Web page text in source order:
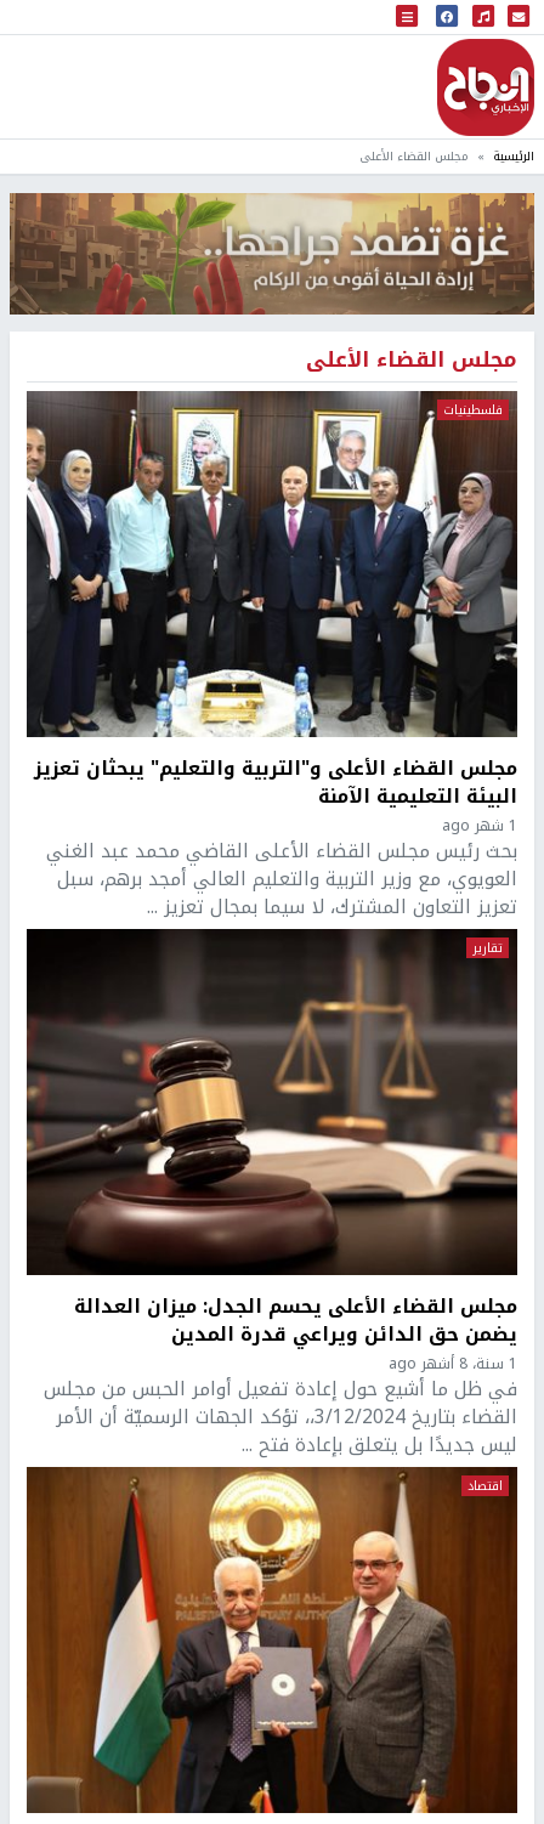
البث المباشر
إذاعة النجاح
الرئيسية مجلس القضاء الأعلى
مجلس القضاء الأعلى
فلسطينيات
مجلس القضاء الأعلى و"التربية والتعليم" يبحثان تعزيز
البيئة التعليمية الآمنة
1 شهر ago
بحث رئيس مجلس القضاء الأعلى القاضي محمد عبد الغني
العويوي، مع وزير التربية والتعليم العالي أمجد برهم، سبل
تعزيز التعاون المشترك، لا سيما بمجال تعزيز ...
تقارير
مجلس القضاء الأعلى يحسم الجدل: ميزان العدالة
يضمن حق الدائن ويراعي قدرة المدين
1 سنة، 8 أشهر ago
في ظل ما أشيع حول إعادة تفعيل أوامر الحبس من مجلس
القضاء بتاريخ 3/12/2024،، تؤكد الجهات الرسميّة أن الأمر
ليس جديدًا بل يتعلق بإعادة فتح ...
اقتصاد